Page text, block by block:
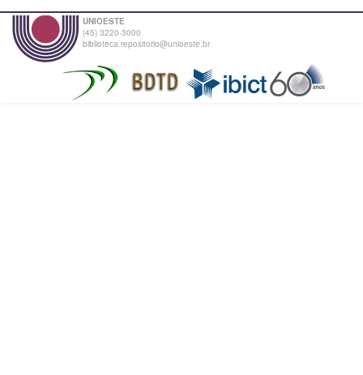
UNIOESTE
(45) 3220-3000
biblioteca.repositorio@unioeste.br